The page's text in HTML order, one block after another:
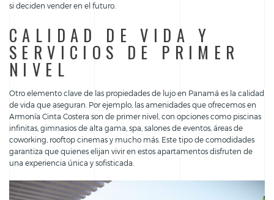
si deciden vender en el futuro.
CALIDAD DE VIDA Y
SERVICIOS DE PRIMER
NIVEL
Otro elemento clave de las propiedades de lujo en Panamá es la calidad
de vida que aseguran. Por ejemplo, las amenidades que ofrecemos en
Armonía Cinta Costera son de primer nivel, con opciones como piscinas
infinitas, gimnasios de alta gama, spa, salones de eventos, áreas de
coworking, rooftop cinemas y mucho más. Este tipo de comodidades
garantiza que quienes elijan vivir en estos apartamentos disfruten de
una experiencia única y sofisticada.